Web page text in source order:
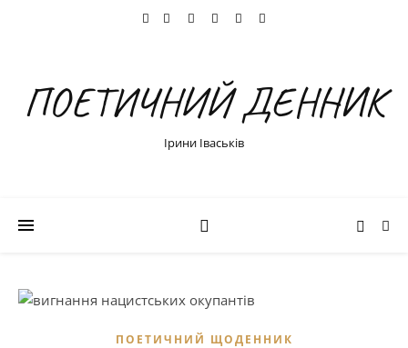
ПОЕТИЧНИЙ ДЕННИК
Ірини Іваськів
ПОЕТИЧНИЙ ЩОДЕННИК